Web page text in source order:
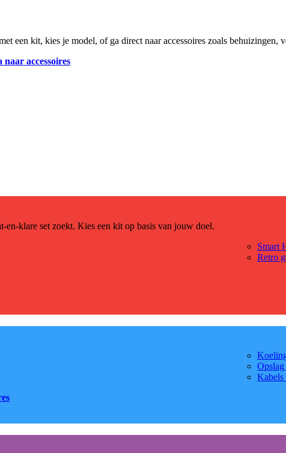
een kit, kies je model, of ga direct naar accessoires zoals behuizingen,
naar accessoires
en-klare set zoekt. Kies een kit op basis van jouw doel.
Smart
Retro